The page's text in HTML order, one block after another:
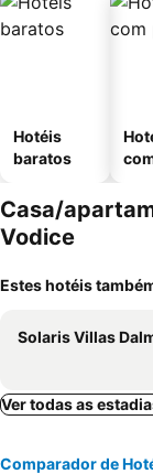
Hotéis
baratos
Casa/
Vodice
Estes hotéis
Solaris Villas
Ver todas as
Comparador de